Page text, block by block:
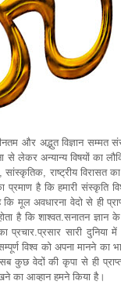
और अद्भुत विज्ञान सम्मत
से लेकर अन्यान्य विषयों का
सांस्कृतिक, राष्ट्रीय
प्रमाण है कि हमारी संस्कृति
मूल अवधारना वेदो से ही
है कि शाश्वत.सनातन ज्ञान
प्रचार.प्रसार सारी दुनिया
विश्व को अपना मानने का
कुछ वेदों की कृपा से ही
का आव्हान हमने किया है।